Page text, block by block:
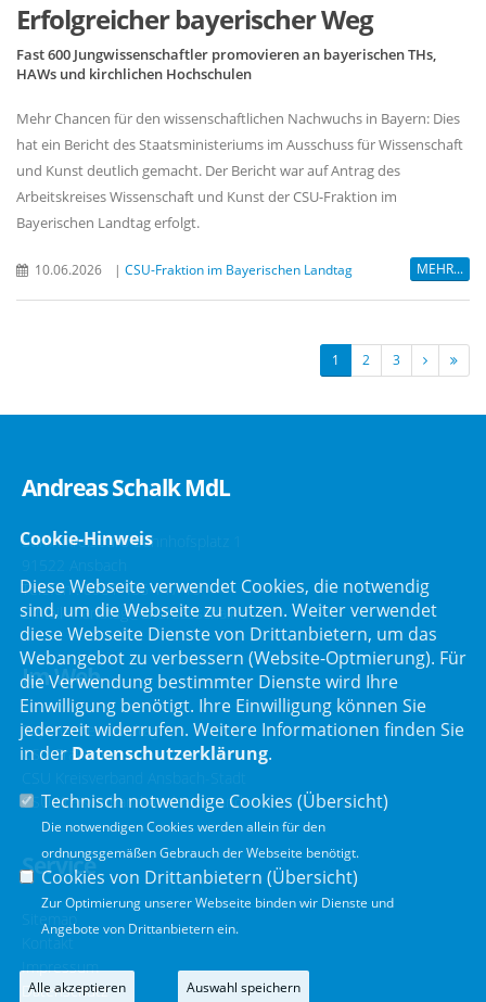
Erfolgreicher bayerischer Weg
Fast 600 Jungwissenschaftler promovieren an bayerischen THs,
HAWs und kirchlichen Hochschulen
Mehr Chancen für den wissenschaftlichen Nachwuchs in Bayern: Dies
hat ein Bericht des Staatsministeriums im Ausschuss für Wissenschaft
und Kunst deutlich gemacht. Der Bericht war auf Antrag des
Arbeitskreises Wissenschaft und Kunst der CSU-Fraktion im
Bayerischen Landtag erfolgt.
10.06.2026 | CSU-Fraktion im Bayerischen Landtag MEHR...
1 2 3
Andreas Schalk MdL
Stimmkreisbüro Bahnhofsplatz 1
91522 Ansbach
Telefon :0981 466 147 10
E-Mail :landtag@andreasschalk.com
Im Web
Bayerischer Landtag
CSU Fraktion
CSU Kreisverband Ansbach-Land
Service
Sitemap
Kontakt
Impressum
Datenschutz
Cookie-Hinweis
Diese Webseite verwendet Cookies, die notwendig
sind, um die Webseite zu nutzen. Weiter verwendet
diese Webseite Dienste von Drittanbietern, um das
Webangebot zu verbessern (Website-Optmierung). Für
die Verwendung bestimmter Dienste wird Ihre
Einwilligung benötigt. Ihre Einwilligung können Sie
jederzeit widerrufen. Weitere Informationen finden Sie
in der Datenschutzerklärung.
Technisch notwendige Cookies (Übersicht)
Die notwendigen Cookies werden allein für den
ordnungsgemäßen Gebrauch der Webseite benötigt.
Cookies von Drittanbietern (Übersicht)
Zur Optimierung unserer Webseite binden wir Dienste und
Angebote von Drittanbietern ein.
Alle akzeptieren Auswahl speichern